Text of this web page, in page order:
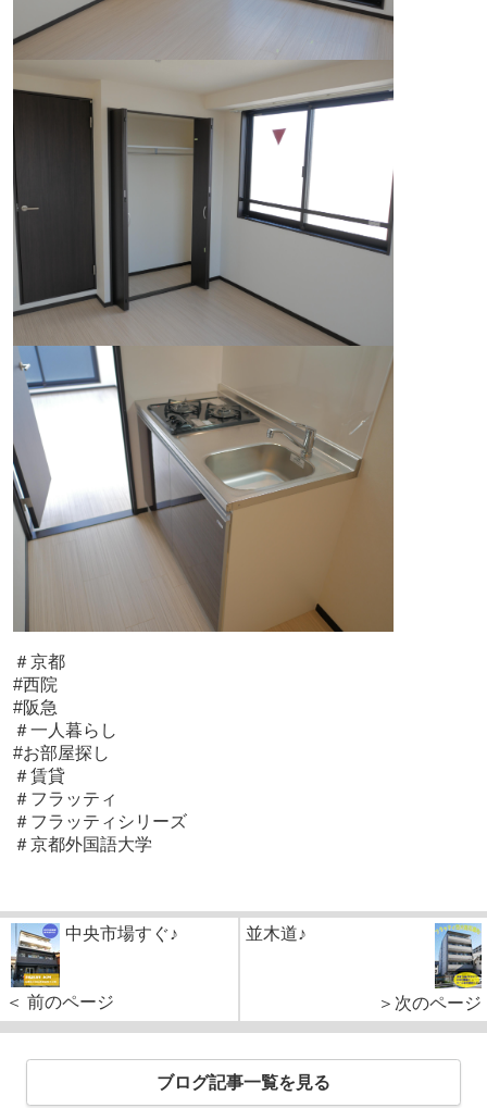
＃京都
#西院
#阪急
＃一人暮らし
#お部屋探し
＃賃貸
＃フラッティ
＃フラッティシリーズ
＃京都外国語大学
中央市場すぐ♪
＜ 前のページ
並木道♪
＞次のページ
ブログ記事一覧を見る